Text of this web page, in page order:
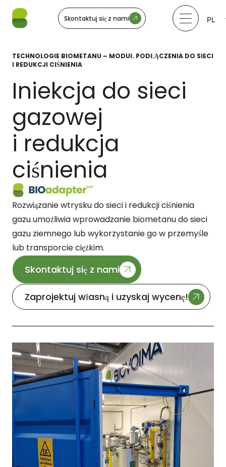
Skontaktuj się z nami
PL
SV
TECHNOLOGIE BIOMETANU – MODUŁ PODŁĄCZENIA DO SIECI
I REDUKCJI CIŚNIENIA
Iniekcja do sieci
gazowej
i redukcja
ciśnienia
Rozwiązanie wtrysku do sieci i redukcji ciśnienia
gazu umożliwia wprowadzanie biometanu do sieci
gazu ziemnego lub wykorzystanie go w przemyśle
lub transporcie ciężkim.
Skontaktuj się z nami
Zaprojektuj własną i uzyskaj wycenę!